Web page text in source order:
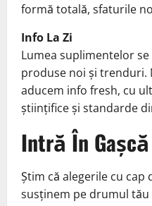
formă totală, sfaturile
Info La Zi
Lumea suplimentelor
produse noi și trenduri.
aducem info fresh, cu
științifice și standarde
Intră În Gașcă
Știm că alegerile cu cap
susținem pe drumul tău